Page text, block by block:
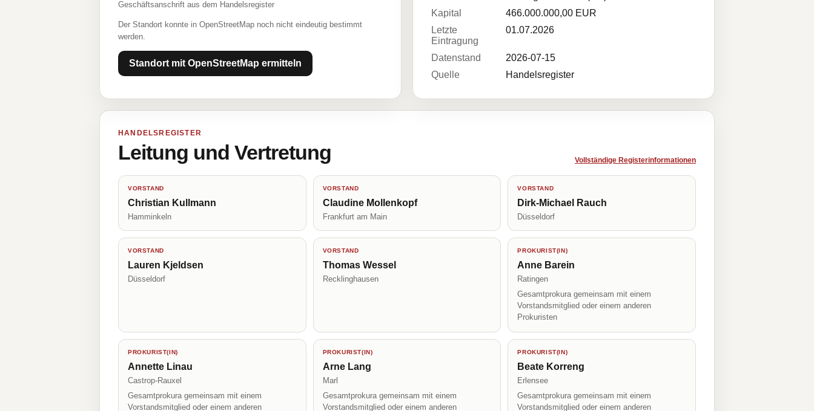
Geschäftsanschrift aus dem Handelsregister
Der Standort konnte in OpenStreetMap noch nicht eindeutig bestimmt
werden.
Standort mit OpenStreetMap ermitteln
Kapital
466.000.000,00 EUR
Letzte
Eintragung
01.07.2026
Datenstand
2026-07-15
Quelle
Handelsregister
HANDELSREGISTER
Leitung und Vertretung Vollständige Registerinformationen
VORSTAND
Christian Kullmann
Hamminkeln
VORSTAND
Claudine Mollenkopf
Frankfurt am Main
VORSTAND
Dirk-Michael Rauch
Düsseldorf
VORSTAND
Lauren Kjeldsen
Düsseldorf
VORSTAND
Thomas Wessel
Recklinghausen
PROKURIST(IN)
Anne Barein
Ratingen
Gesamtprokura gemeinsam mit einem
Vorstandsmitglied oder einem anderen
Prokuristen
PROKURIST(IN)
Annette Linau
Castrop-Rauxel
Gesamtprokura gemeinsam mit einem
Vorstandsmitglied oder einem anderen
PROKURIST(IN)
Arne Lang
Marl
Gesamtprokura gemeinsam mit einem
Vorstandsmitglied oder einem anderen
PROKURIST(IN)
Beate Korreng
Erlensee
Gesamtprokura gemeinsam mit einem
Vorstandsmitglied oder einem anderen